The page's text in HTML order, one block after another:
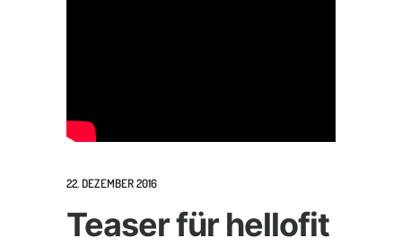
22. DEZEMBER 2016
Teaser für hellofit